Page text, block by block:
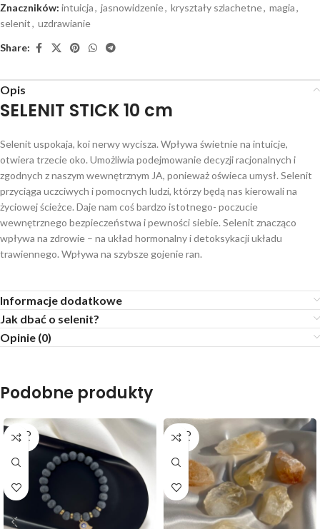
Znaczników: intuicja, jasnowidzenie, kryształy szlachetne, magia,
selenit, uzdrawianie
Share:
Opis
SELENIT STICK 10 cm
Selenit uspokaja, koi nerwy wycisza. Wpływa świetnie na intuicje,
otwiera trzecie oko. Umożliwia podejmowanie decyzji racjonalnych i
zgodnych z naszym wewnętrznym JA, ponieważ oświeca umysł. Selenit
przyciąga uczciwych i pomocnych ludzi, którzy będą nas kierowali na
życiowej ścieżce. Daje nam coś bardzo istotnego- poczucie
wewnętrznego bezpieczeństwa i pewności siebie. Selenit znacząco
wpływa na zdrowie – na układ hormonalny i detoksykacji układu
trawiennego. Wpływa na szybsze gojenie ran.
Informacje dodatkowe
Jak dbać o selenit?
Opinie (0)
Podobne produkty
SOLD
OUT
SOLD
OUT